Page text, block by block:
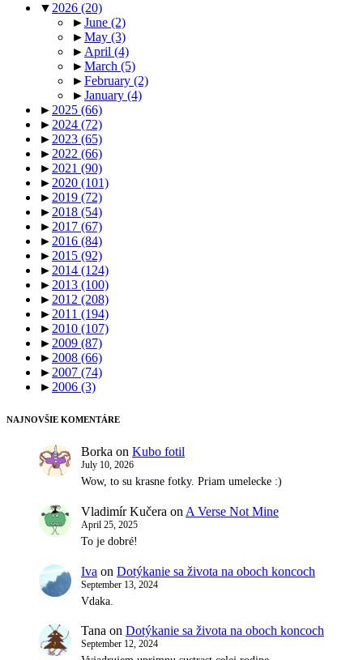
▼2026 (20)
►June (2)
►May (3)
►April (4)
►March (5)
►February (2)
►January (4)
►2025 (66)
►2024 (72)
►2023 (65)
►2022 (66)
►2021 (90)
►2020 (101)
►2019 (72)
►2018 (54)
►2017 (67)
►2016 (84)
►2015 (92)
►2014 (124)
►2013 (100)
►2012 (208)
►2011 (194)
►2010 (107)
►2009 (87)
►2008 (66)
►2007 (74)
►2006 (3)
NAJNOVŠIE KOMENTÁRE
Borka on Kubo fotil
July 10, 2026
Wow, to su krasne fotky. Priam umelecke :)
Vladimír Kučera on A Verse Not Mine
April 25, 2025
To je dobré!
Iva on Dotýkanie sa života na oboch koncoch
September 13, 2024
Vdaka.
Tana on Dotýkanie sa života na oboch koncoch
September 12, 2024